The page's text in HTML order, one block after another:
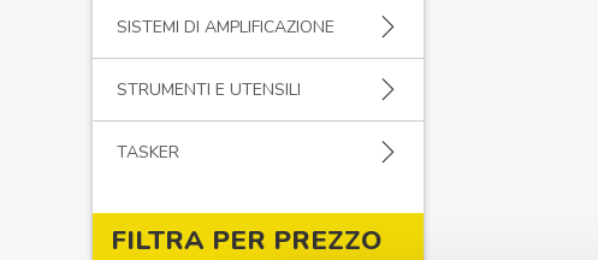
SISTEMI DI AMPLIFICAZIONE
STRUMENTI E UTENSILI
TASKER
FILTRA PER PREZZO